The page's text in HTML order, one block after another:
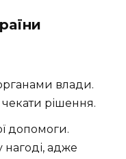
влади.
рішення.
допомоги.
нагоді, адже